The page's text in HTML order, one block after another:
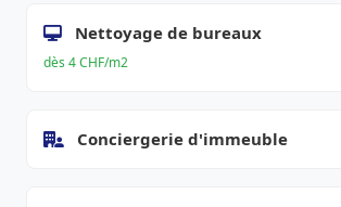
Nettoyage de bureaux
dès 4 CHF/m2
Conciergerie d'immeuble